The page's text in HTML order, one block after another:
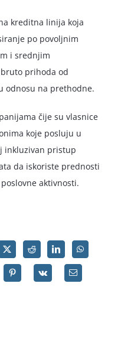
kreditna linija koja
po povoljnim
i srednjim
prihoda od
odnosu na prethodne.
čije su vlasnice
koje posluju u
inkluzivan pristup
da iskoriste prednosti
aktivnosti.